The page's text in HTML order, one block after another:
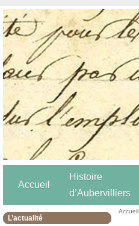
Accueil
Histoire
d’Aubervilliers
L’actualité
Accueil